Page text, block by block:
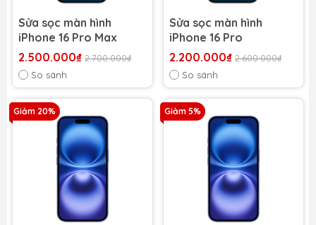
Sửa sọc màn hình
iPhone 16 Pro Max
2.500.000₫ 2.700.000₫
So sánh
Sửa sọc màn hình
iPhone 16 Pro
2.200.000₫ 2.600.000₫
So sánh
Giảm 20% Giảm 5%